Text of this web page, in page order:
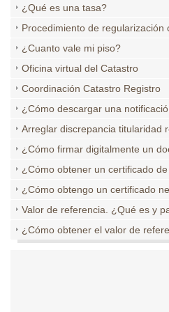
¿Qué es una tasa?
Procedimiento de regularización
¿Cuanto vale mi piso?
Oficina virtual del Catastro
Coordinación Catastro Registro
¿Cómo descargar una
Arreglar discrepancia titularidad
¿Cómo firmar digitalmente un
¿Cómo obtener un certificado
¿Cómo obtengo un certificado
Valor de referencia. ¿Qué es y
¿Cómo obtener el valor de